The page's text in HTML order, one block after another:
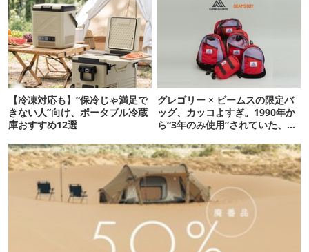
【冷凍対応も】“保冷じゃ満足で
きない人”向け、ポータブル冷蔵
庫おすすめ12選
グレゴリー × ビームスの限定バ
ッグ、カッコよすぎ。1990年か
ら“3年のみ使用”されていた、紫